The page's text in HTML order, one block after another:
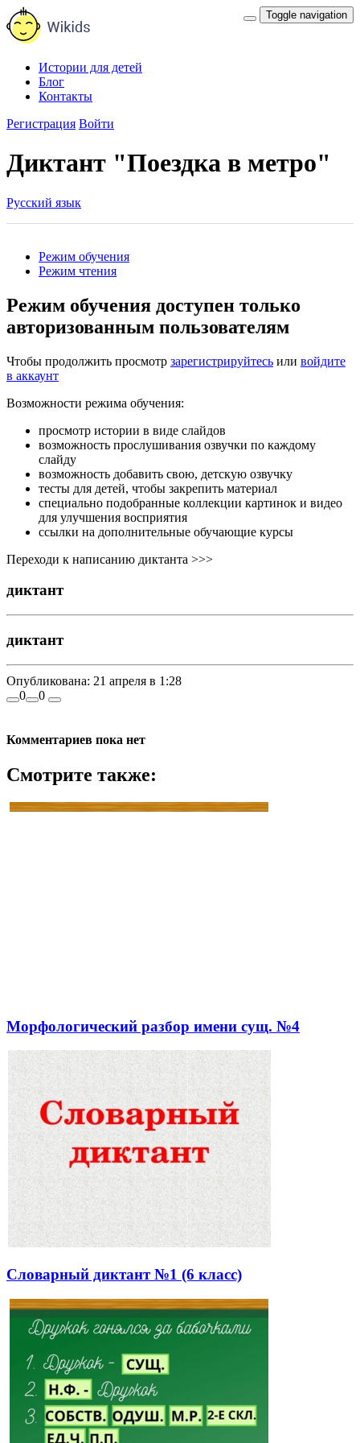
Toggle navigation
Истории для детей
Блог
Контакты
Регистрация Войти
Диктант "Поездка в метро"
Русский язык
Режим обучения
Режим чтения
Режим обучения доступен только
авторизованным пользователям
Чтобы продолжить просмотр зарегистрируйтесь или войдите
в аккаунт
Возможности режима обучения:
просмотр истории в виде слайдов
возможность прослушивания озвучки по каждому
слайду
возможность добавить свою, детскую озвучку
тесты для детей, чтобы закрепить материал
специально подобранные коллекции картинок и видео
для улучшения восприятия
ссылки на дополнительные обучающие курсы
Переходи к написанию диктанта >>>
диктант
диктант
Опубликована: 21 апреля в 1:28
0
0
Комментариев пока нет
Смотрите также:
Морфологический разбор имени сущ. №4
Словарный диктант №1 (6 класс)